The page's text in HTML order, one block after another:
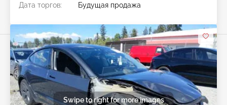
Дата торгов:
Будущая продажа
Swipe to right for more images